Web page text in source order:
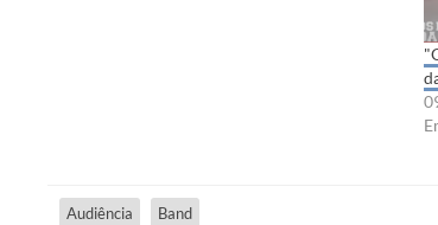
Audiência Band